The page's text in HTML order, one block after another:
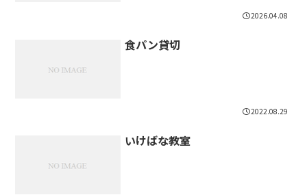
2026.04.08
食パン貸切
2022.08.29
いけばな教室